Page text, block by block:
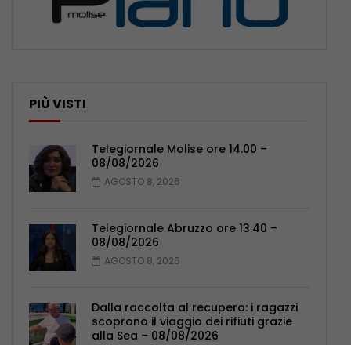
PIÙ VISTI
Telegiornale Molise ore 14.00 –
08/08/2026
AGOSTO 8, 2026
Telegiornale Abruzzo ore 13.40 –
08/08/2026
AGOSTO 8, 2026
Dalla raccolta al recupero: i ragazzi
scoprono il viaggio dei rifiuti grazie
alla Sea – 08/08/2026